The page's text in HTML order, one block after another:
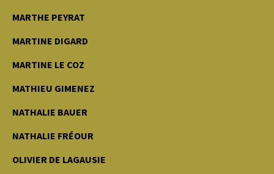
MARTHE PEYRAT
MARTINE DIGARD
MARTINE LE COZ
MATHIEU GIMENEZ
NATHALIE BAUER
NATHALIE FRÉOUR
OLIVIER DE LAGAUSIE